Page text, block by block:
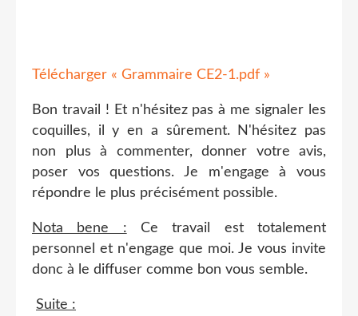
Télécharger « Grammaire CE2-1.pdf »
Bon travail ! Et n'hésitez pas à me signaler les
coquilles, il y en a sûrement. N'hésitez pas
non plus à commenter, donner votre avis,
poser vos questions. Je m'engage à vous
répondre le plus précisément possible.
Nota bene : Ce travail est totalement
personnel et n'engage que moi. Je vous invite
donc à le diffuser comme bon vous semble.
Suite :